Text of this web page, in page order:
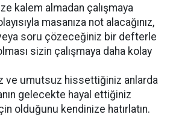
kalem almadan çalışmaya
masanıza not alacağınız,
soru çözeceğiniz bir defterle
sizin çalışmaya daha kolay
ve umutsuz hissettiğiniz anlarda
gelecekte hayal ettiğiniz
olduğunu kendinize hatırlatın.